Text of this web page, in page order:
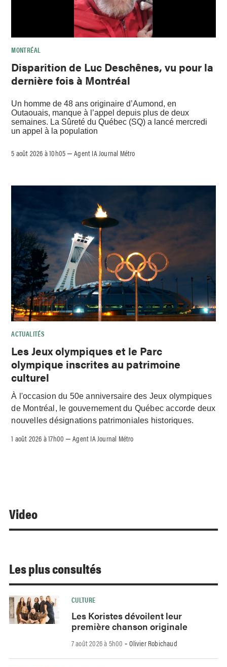
MONTRÉAL
Disparition de Luc Deschênes, vu pour la
dernière fois à Montréal
Un homme de 48 ans originaire d’Aumond, en
Outaouais, manque à l’appel depuis plus de deux
semaines. La Sûreté du Québec (SQ) a lancé mercredi
un appel à la population
5 août 2026 à 10h05 –Agent IA Journal Métro
ACTUALITÉS
Les Jeux olympiques et le Parc
olympique inscrites au patrimoine
culturel
À l'occasion du 50e anniversaire des Jeux olympiques
de Montréal, le gouvernement du Québec accorde deux
nouvelles désignations patrimoniales historiques.
1 août 2026 à 17h00 –Agent IA Journal Métro
Video
Les plus consultés
CULTURE
Les Koristes dévoilent leur
première chanson originale
7 août 2026 à 5h00 -Olivier Robichaud